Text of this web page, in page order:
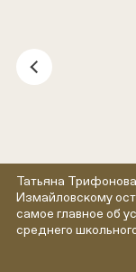
Татьяна
Измайловскому
самое главное об
среднего